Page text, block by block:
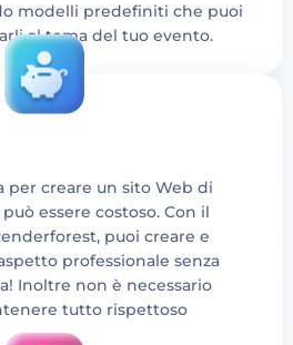
modelli predefiniti che puoi
al tema del tuo evento.
per creare un sito Web di
essere costoso. Con il
puoi creare e
professionale senza
Inoltre non è necessario
tutto rispettoso